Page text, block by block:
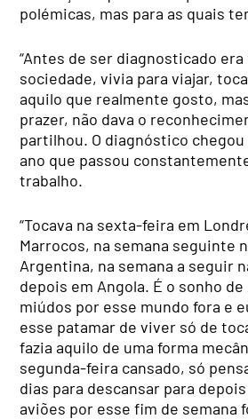
polémicas, mas para as quais
“Antes de ser diagnosticado
sociedade, vivia para viajar,
aquilo que realmente gosto,
prazer, não dava o
partilhou. O diagnóstico chegou
ano que passou
trabalho.
“Tocava na sexta-feira em
Marrocos, na semana seguinte
Argentina, na semana a seguir
depois em Angola. É o sonho
miúdos por esse mundo fora e
esse patamar de viver só de
fazia aquilo de uma forma
segunda-feira cansado, só
dias para descansar para
aviões por esse fim de semana